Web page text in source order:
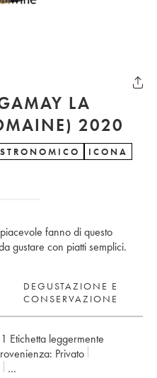
LA
2020
ICONA
fanno di questo
gustare con piatti semplici.
DEGUSTAZIONE E
CONSERVAZIONE
1 Etichetta leggermente
Provenienza:
privato